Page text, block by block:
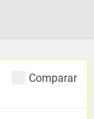
Comparar